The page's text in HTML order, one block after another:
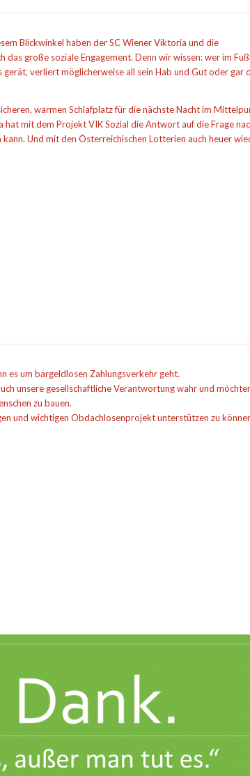
Blickwinkel haben der SC Wiener Viktoria und die
große soziale Engagement. Denn wir wissen: wer im
verliert möglicherweise all sein Hab und Gut oder gar
warmen Schlafplatz für die nächste Nacht im
mit dem Projekt VIK Sozial die Antwort auf die Frage
Und mit den Österreichischen Lotterien auch heuer
es um bargeldlosen Zahlungsverkehr geht.
unsere gesellschaftliche Verantwortung wahr und
zu bauen.
und wichtigen Obdachlosenprojekt unterstützen zu